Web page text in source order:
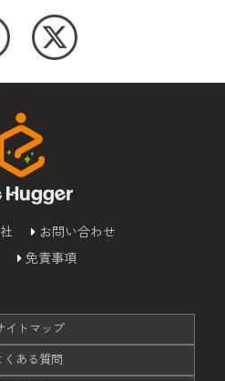
お問い合わせ
免責事項
トマップ
くある質問